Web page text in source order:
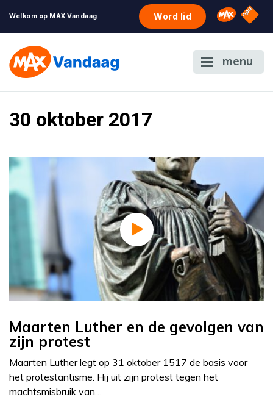
Welkom op MAX Vandaag Word lid Omroep
NPO
menu
30 oktober 2017
Maarten Luther en de gevolgen van
zijn protest
Maarten Luther legt op 31 oktober 1517 de basis voor
het protestantisme. Hij uit zijn protest tegen het
machtsmisbruik van…